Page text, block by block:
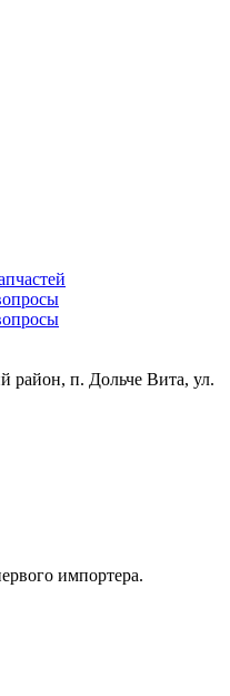
район, п. Дольче Вита, ул.
импортера.